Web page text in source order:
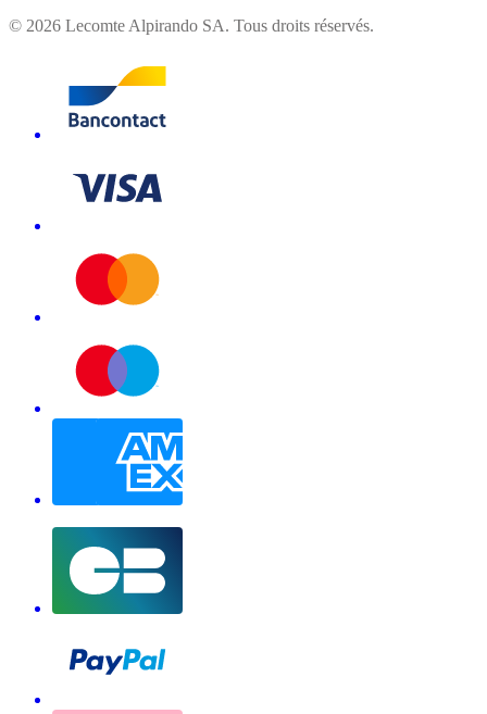
© 2026 Lecomte Alpirando SA. Tous droits réservés.